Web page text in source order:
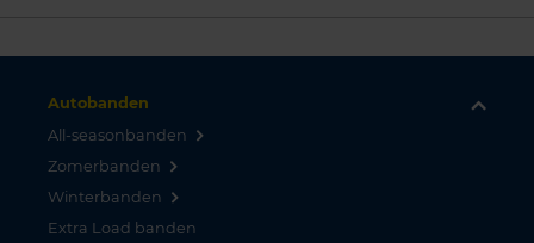
Autobanden
All-seasonbanden
Zomerbanden
Winterbanden
Extra Load banden